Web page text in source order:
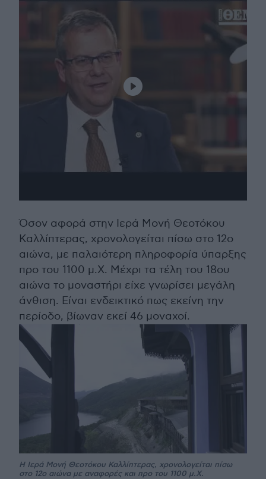
Όσον αφορά στην Ιερά Μονή Θεοτόκου
Καλλίπτερας, χρονολογείται πίσω στο 12ο
αιώνα, με παλαιότερη πληροφορία ύπαρξης
προ του 1100 μ.Χ. Μέχρι τα τέλη του 18ου
αιώνα το μοναστήρι είχε γνωρίσει μεγάλη
άνθιση. Είναι ενδεικτικό πως εκείνη την
περίοδο, βίωναν εκεί 46 μοναχοί.
Η Ιερά Μονή Θεοτόκου Καλλίπτερας, χρονολογείται πίσω
στο 12ο αιώνα με αναφορές και προ του 1100 μ.Χ.